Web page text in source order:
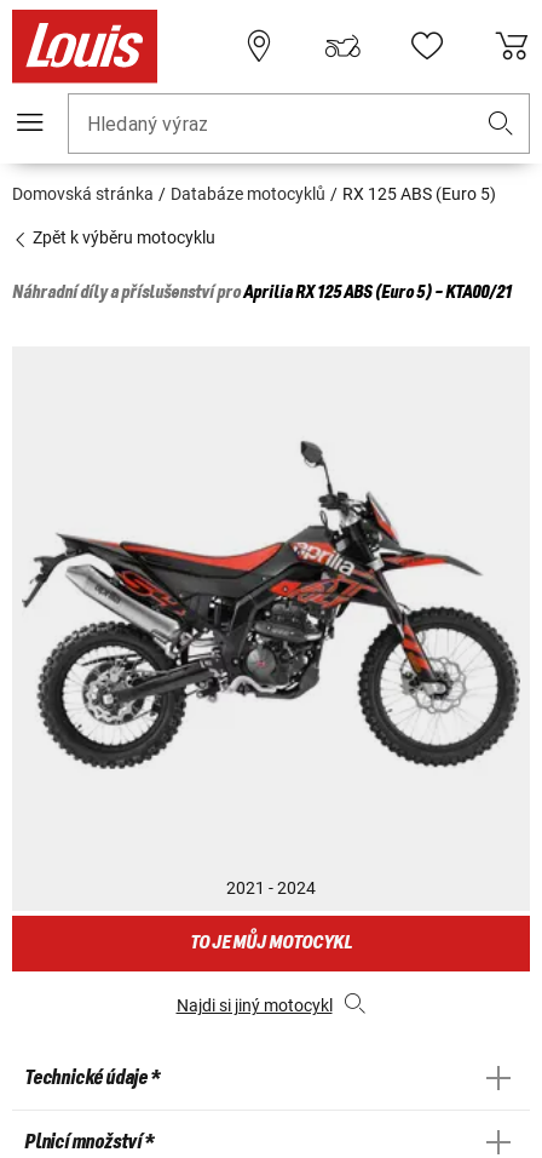
Hledaný výraz
Domovská stránka Databáze motocyklů RX 125 ABS (Euro 5)
Zpět k výběru motocyklu
Náhradní díly a příslušenství proApriliaRX 125 ABS (Euro 5) - KTA00/21
2021 - 2024
TO JE MŮJ MOTOCYKL
Najdi si jiný motocykl
Technické údaje *
Plnicí množství *